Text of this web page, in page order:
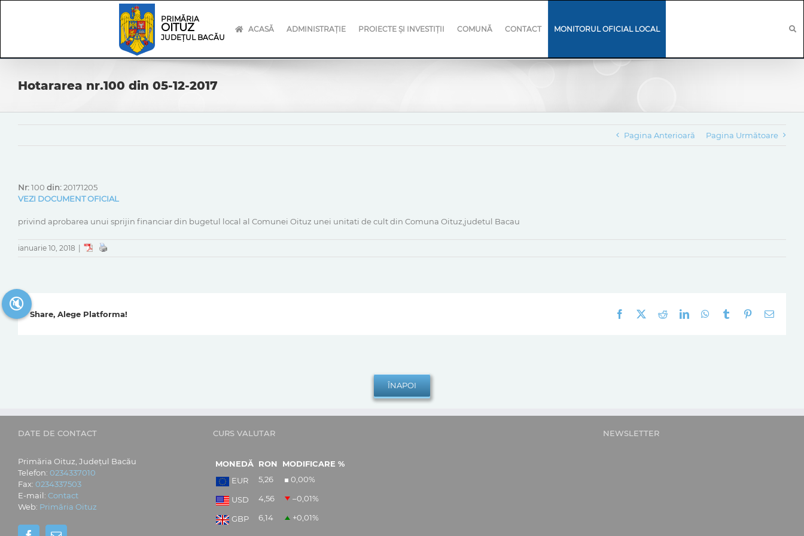
PRIMĂRIA
OITUZ
JUDEȚUL BACĂU
ACASĂ ADMINISTRAȚIE PROIECTE ȘI INVESTIȚII COMUNĂ CONTACT MONITORUL OFICIAL LOCAL
Hotararea nr.100 din 05-12-2017
Pagina Anterioară Pagina Următoare
Nr:100 din:20171205
VEZI DOCUMENT OFICIAL
privind aprobarea unui sprijin financiar din bugetul local al Comunei Oituz unei unitati de cult din Comuna Oituz,judetul Bacau
ianuarie 10, 2018
Share, Alege Platforma! Facebook RedditLinkedInWhatsApp
Tumblr Pinterest
E-
DATE DE CONTACT
Primăria Oituz, Județul Bacău
Telefon: 0234337010
Fax: 0234337503
E-mail: Contact
Web: Primăria Oituz
CURS VALUTAR
MONEDĂ RON
MODIFICARE %
EUR
5,26 0,00%
USD 4,56 –0,01%
GBP 6,14 +0,01%
NEWSLETTER
🔇